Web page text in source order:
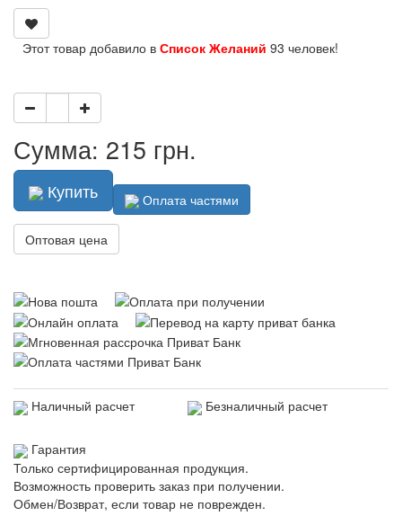
Этот товар добавило в Список Желаний 93 человек!
Сумма: 215 грн.
Купить Оплата частями
Оптовая цена
Наличный расчет Безналичный расчет
Гарантия
Только сертифицированная продукция.
Возможность проверить заказ при получении.
Обмен/Возврат, если товар не поврежден.